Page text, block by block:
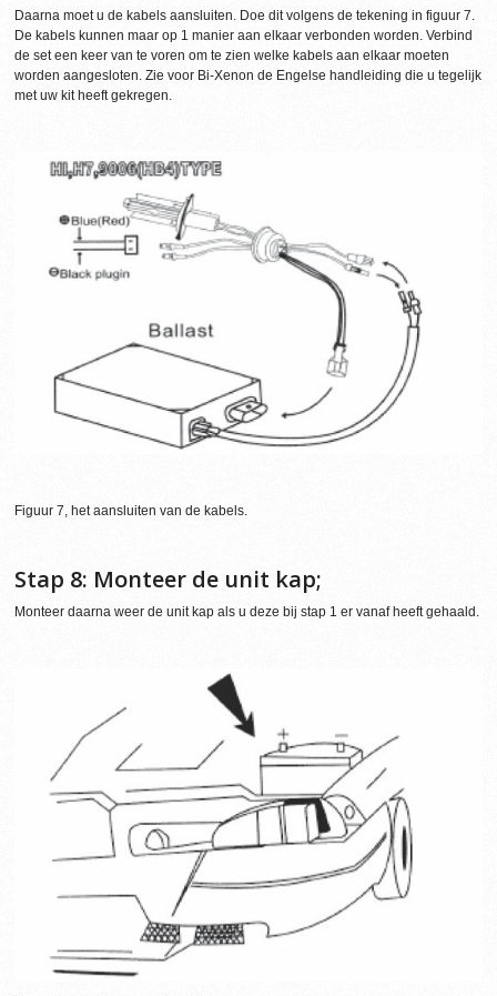
Daarna moet u de kabels aansluiten. Doe dit volgens de tekening in figuur 7.
De kabels kunnen maar op 1 manier aan elkaar verbonden worden. Verbind
de set een keer van te voren om te zien welke kabels aan elkaar moeten
worden aangesloten. Zie voor Bi-Xenon de Engelse handleiding die u tegelijk
met uw kit heeft gekregen.
Figuur 7, het aansluiten van de kabels.
Stap 8: Monteer de unit kap;
Monteer daarna weer de unit kap als u deze bij stap 1 er vanaf heeft gehaald.